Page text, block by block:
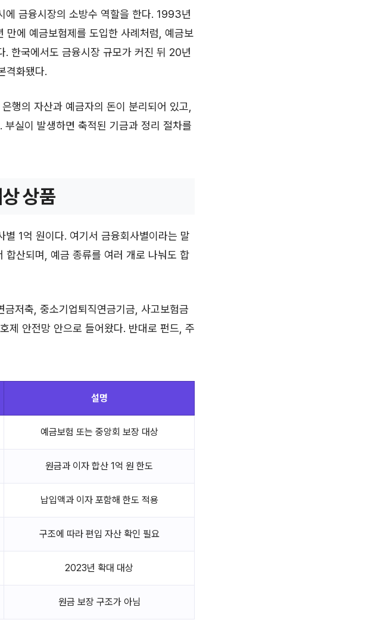
에 금융시장의 소방수 역할을 한다. 1993년
만에 예금보험제를 도입한 사례처럼, 예금보
한국에서도 금융시장 규모가 커진 뒤 20년
격화됐다.
행의 자산과 예금자의 돈이 분리되어 있고,
실이 발생하면 축적된 기금과 정리 절차를
상품
1억 원이다. 여기서 금융회사별이라는 말
합산되며, 예금 종류를 여러 개로 나눠도 합
저축, 중소기업퇴직연금기금, 사고보험금
제 안전망 안으로 들어왔다. 반대로 펀드, 주
설명
예금보험 또는 중앙회 보장 대상
원금과 이자 합산 1억 원 한도
납입액과 이자 포함해 한도 적용
구조에 따라 편입 자산 확인 필요
2023년 확대 대상
원금 보장 구조가 아님